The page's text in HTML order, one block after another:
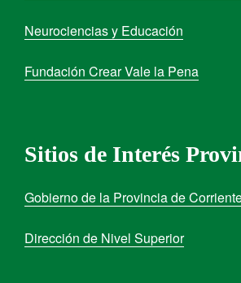
Neurociencias y Educación
Fundación Crear Vale la Pena
Sitios de Interés
Gobierno de la Provincia de
Dirección de Nivel Superior